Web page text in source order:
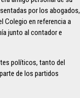
por los abogados,
Colegio en referencia a
junto al contador e
políticos, tanto del
de los partidos